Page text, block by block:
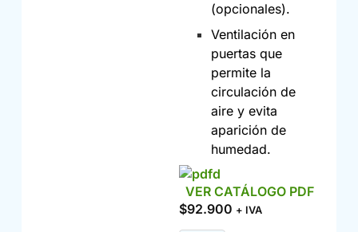
(opcionales).
Ventilación en
puertas que
permite la
circulación de
aire y evita
aparición de
humedad.
VER CATÁLOGO PDF
$92.900 + IVA